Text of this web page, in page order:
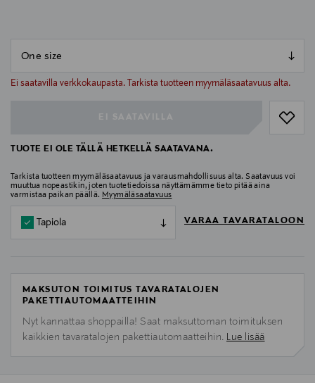
Ei saatavilla verkkokaupasta. Tarkista tuotteen myymäläsaatavuus alta.
null
TUOTE EI OLE TÄLLÄ HETKELLÄ SAATAVANA.
Tarkista tuotteen myymäläsaatavuus ja varausmahdollisuus alta. Saatavuus voi
muuttua nopeastikin, joten tuotetiedoissa näyttämämme tieto pitää aina
varmistaa paikan päällä. Myymäläsaatavuus
Tapiola VARAA TAVARATALOON
MAKSUTON TOIMITUS TAVARATALOJEN
PAKETTIAUTOMAATTEIHIN
Nyt kannattaa shoppailla! Saat maksuttoman toimituksen
kaikkien tavaratalojen pakettiautomaatteihin. Lue lisää